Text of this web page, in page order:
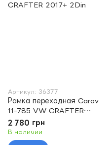
Артикул: 36377
Рамка переходная Carav
11-785 VW CRAFTER
2017+ 2Din
2 780 грн
В наличии